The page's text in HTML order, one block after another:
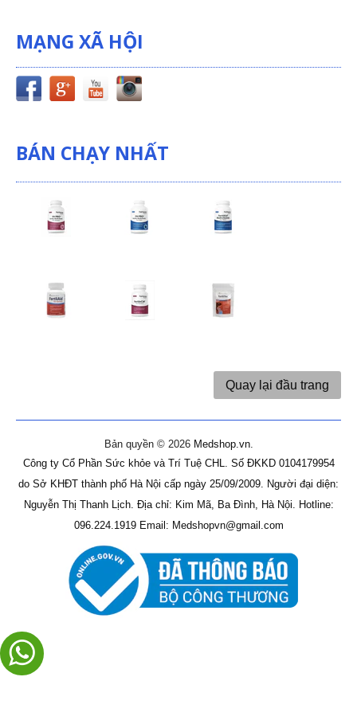
MẠNG XÃ HỘI
BÁN CHẠY NHẤT
Quay lại đầu trang
Bản quyền © 2026 Medshop.vn.
Công ty Cổ Phần Sức khỏe và Trí Tuệ CHL. Số ĐKKD 0104179954
do Sở KHĐT thành phố Hà Nội cấp ngày 25/09/2009.
Người đại diện:
Nguyễn Thị Thanh Lịch. Địa chỉ: Kim Mã, Ba Đình, Hà Nội.
Hotline:
096.224.1919 Email: Medshopvn@gmail.com